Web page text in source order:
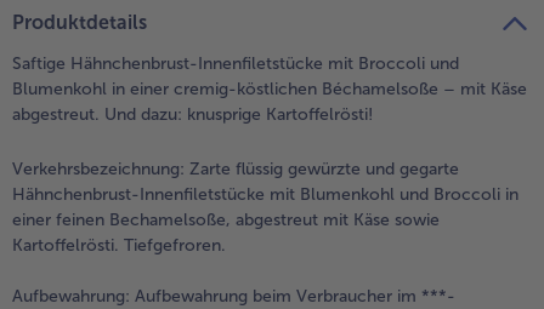
Weiterempfehlen &
Produktdetails
Saftige Hähnchenbrust-Innenfiletstücke mit Broccoli und
Blumenkohl in einer cremig-köstlichen Béchamelsoße – mit Käse
abgestreut. Und dazu: knusprige Kartoffelrösti!
Verkehrsbezeichnung: Zarte flüssig gewürzte und gegarte
Hähnchenbrust-Innenfiletstücke mit Blumenkohl und Broccoli in
einer feinen Bechamelsoße, abgestreut mit Käse sowie
Kartoffelrösti. Tiefgefroren.
Aufbewahrung: Aufbewahrung beim Verbraucher im ***-